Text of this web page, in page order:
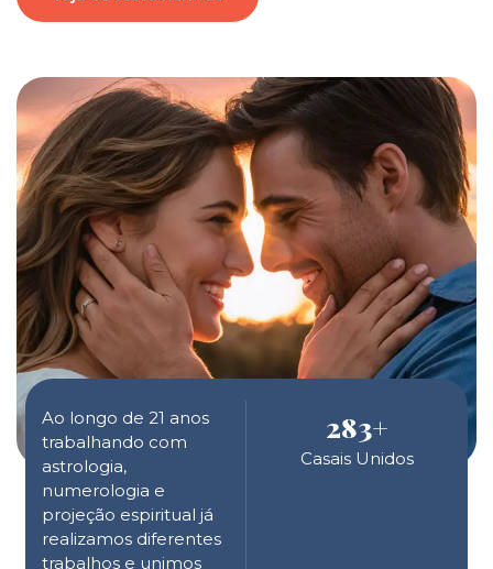
Ao longo de 21 anos
trabalhando com
astrologia,
numerologia e
projeção espiritual já
realizamos diferentes
trabalhos e unimos
283+
Casais Unidos